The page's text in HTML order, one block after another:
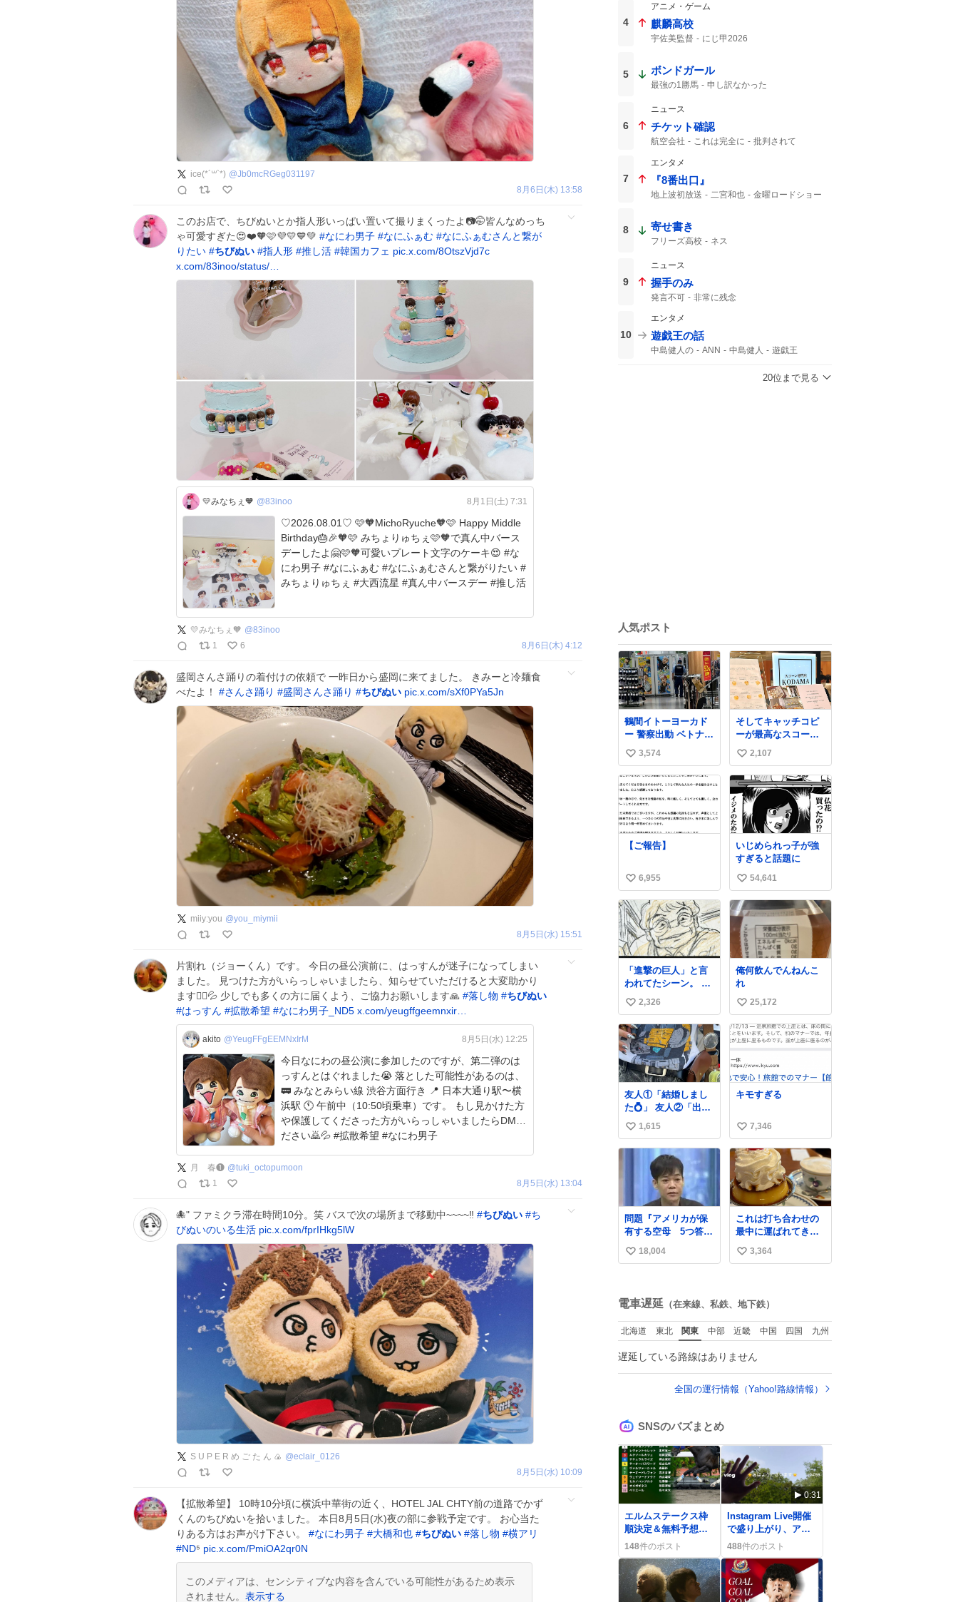
ice(*´꒳`*) @Jb0mcRGeg031197
8月6日(木) 13:58
このお店で、ちびぬいとか指人形いっぱい置いて撮りまくったよ📷🤭皆んなめっち
ゃ可愛すぎた😍❤️🧡🩷💜💛💙💚 #なにわ男子 #なにふぁむ #なにふぁむさんと繋が
りたい #ちびぬい #指人形 #推し活 #韓国カフェ pic.x.com/8OtszVjd7c
x.com/83inoo/status/…
💛みなちぇ🧡 @83inoo 8月1日(土) 7:31
♡2026.08.01♡ 🩷🧡MichoRyuche🧡🩷 Happy Middle
Birthday🎂🎉🧡🩷 みちょりゅちぇ🩷🧡で真ん中バース
デーしたよ🤗🩷🧡可愛いプレート文字のケーキ😍 #な
にわ男子 #なにふぁむ #なにふぁむさんと繋がりたい #
みちょりゅちぇ #大西流星 #真ん中バースデー #推し活
💛みなちぇ🧡 @83inoo
1
6 8月6日(木) 4:12
盛岡さんさ踊りの着付けの依頼で 一昨日から盛岡に来てました。 きみーと冷麺食
べたよ！ #さんさ踊り #盛岡さんさ踊り #ちびぬい pic.x.com/sXf0PYa5Jn
miiy:you @you_miymii
8月5日(水) 15:51
片割れ（ジョーくん）です。 今日の昼公演前に、はっすんが迷子になってしまい
ました。 見つけた方がいらっしゃいましたら、知らせていただけると大変助かり
ます🙇‍♀️💦 少しでも多くの方に届くよう、ご協力お願いします🙏 #落し物 #ちびぬい
#はっすん #拡散希望 #なにわ男子_ND5 x.com/yeugffgeemnxir…
akito @YeugFFgEEMNxIrM 8月5日(水) 12:25
今日なにわの昼公演に参加したのですが、第二弾のは
っすんとはぐれました😭 落とした可能性があるのは、
🚃 みなとみらい線 渋谷方面行き 📍 日本大通り駅〜横
浜駅 🕚 午前中（10:50頃乗車）です。 もし見かけた方
や保護してくださった方がいらっしゃいましたらDMく
ださい🙇💦 #拡散希望 #なにわ男子
月 春❶ @tuki_octopumoon
1
8月5日(水) 13:04
🐙" ファミクラ滞在時間10分。笑 バスで次の場所まで移動中~~~~‼️ #ちびぬい #ち
びぬいのいる生活 pic.x.com/fprIHkg5lW
S U P E R め ご た ん 🍙 @eclair_0126
8月5日(水) 10:09
【拡散希望】 10時10分頃に横浜中華街の近く、HOTEL JAL CHTY前の道路でかず
くんのちびぬいを拾いました。 本日8月5日(水)夜の部に参戦予定です。 お心当た
りある方はお声がけ下さい。 #なにわ男子 #大橋和也 #ちびぬい #落し物 #横アリ
#ND⁵ pic.x.com/PmiOA2qr0N
このメディアは、センシティブな内容を含んでいる可能性があるため表示
されません。 表示する
4
アニメ・ゲーム
麒麟高校
宇佐美監督 にじ甲2026
5 ボンドガール
最強の1勝馬 申し訳なかった
6
ニュース
チケット確認
航空会社 これは完全に
批判されて
7
エンタメ
『8番出口』
地上波初放送 二宮和也
金曜ロードショー
8 寄せ書き
フリーズ高校 ネス
9
ニュース
握手のみ
発言不可 非常に残念
10
エンタメ
遊戯王の話
中島健人の ANN 中島健人 遊戯王
20位まで見る
人気ポスト
鶴間イトーヨーカド
ー 警察出動 ベトナム
人の身分証チェック
を開店前に実施、店
内まで見張りにきて
ます。不法滞在者は
覚悟してお越しくだ
さい。
い
い
ね
数
3,574
そしてキャッチコピ
ーが最高なスコーン
屋さんを見つけてし
まったので思わず買
い込んでしまった。
スコーンなんてパッ
サパサなほどええで
すからね。
い
い
ね
数
2,107
【ご報告】
い
い
ね
数
6,955
いじめられっ子が強
すぎると話題に
い
い
ね
数
54,641
「進撃の巨人」と言
われてたシーン。 当
時僕は知らなかった
のですが、今見ると
すごく「進撃の巨
人」ですね。。
い
い
ね
数
2,326
俺何飲んでんねんこ
れ
い
い
ね
25,172
友人①「結婚しまし
た💍」 友人②「出産
しました👼🏻」 友人
③「マイホーム建て
ました🏡」 私「どハ
マりしたヴィズラ家
の末裔に心狂わされ
ました」
い
い
1,615
キモすぎる
い
い
ね
数
7,346
問題『アメリカが保
有する空母 5つ答え
よ』 名倉「ホンマご
めん、日本」
い
数
18,004
これは打ち合わせの
最中に運ばれてきて
私の理性を根こそぎ
奪い去ったプリンの
い
数
3,364
電車遅延 （在来線、私鉄、地下鉄）
北海道 東北 関東 中部 近畿 中国 四国 九州
遅延している路線はありません
全国の運行情報（Yahoo!路線情報）
SNSのバズまとめ
エルムステークス枠
順決定＆無料予想が
続々投稿、ファン熱
狂で話題に
148件のポスト
0:31
Instagram Live開催
で盛り上がり、アー
カイブ公開にファン
歓喜の声
488件のポスト